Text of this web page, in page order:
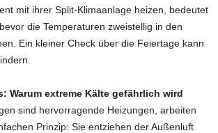
mit ihrer Split-Klimaanlage heizen, bedeutet
die Temperaturen zweistellig in den
Ein kleiner Check über die Feiertage kann
Warum extreme Kälte gefährlich wird
sind hervorragende Heizungen, arbeiten
Prinzip: Sie entziehen der Außenluft